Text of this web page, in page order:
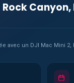
avec un DJI Mac Mini 2,